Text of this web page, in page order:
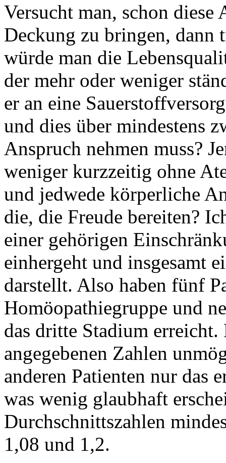
Versucht man, schon diese
Deckung zu bringen, dann
würde man die
der mehr oder weniger
er an eine
und dies über mindestens
Anspruch nehmen muss?
weniger kurzzeitig ohne
und jedwede körperliche
die, die Freude bereiten?
einer gehörigen
einhergeht und insgesamt
darstellt. Also haben fünf
Homöopathiegruppe und
das dritte Stadium
angegebenen Zahlen
anderen Patienten nur das
was wenig glaubhaft
Durchschnittszahlen
1,08 und 1,2.